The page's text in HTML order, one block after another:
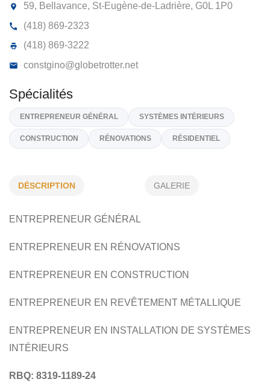
CONSTRUCTION GINO D’ASTOUS
59, Bellavance, St-Eugène-de-Ladrière,
(418) 869-2323
(418) 869-3222
ENTREPRENEUR GÉNÉRAL
CONSTRUCTION RÉNOVATIONS
DÉSCRIPTION GALERIE
ENTREPRENEUR GÉNÉRAL
ENTREPRENEUR EN RÉNOVATIONS
ENTREPRENEUR EN CONSTRUCTION
ENTREPRENEUR EN REVÊTEMENT MÉTALLIQUE
ENTREPRENEUR EN INSTALLATION DE SYSTÈMES
INTÉRIEURS
RBQ: 8319-1189-24